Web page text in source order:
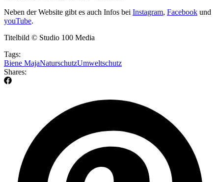
Neben der Website gibt es auch Infos bei Instagram, Facebook und
youTube.
Titelbild © Studio 100 Media
Tags:
Biene MajaNaturschutzUmweltschutz
Shares: